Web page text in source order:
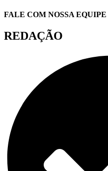
FALE COM NOSSA EQUIPE
REDAÇÃO